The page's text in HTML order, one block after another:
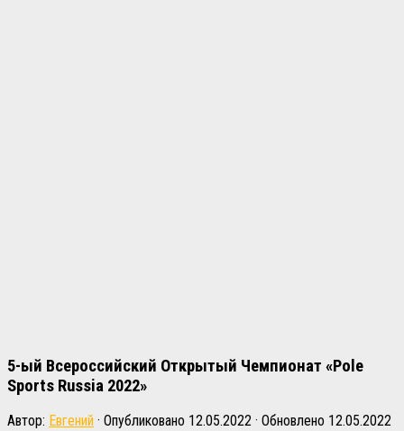
5-ый Всероссийский Открытый Чемпионат «Pole
Sports Russia 2022»
Автор: Евгений · Опубликовано 12.05.2022 · Обновлено 12.05.2022